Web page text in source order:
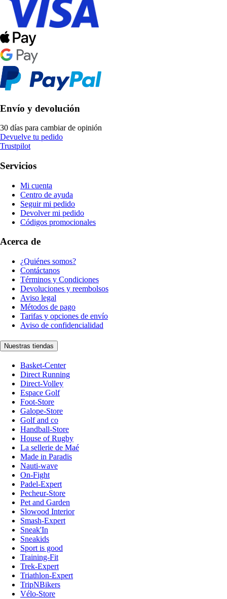
Envío y devolución
30 días para cambiar de opinión
Devuelve tu pedido
Trustpilot
Servicios
Mi cuenta
Centro de ayuda
Seguir mi pedido
Devolver mi pedido
Códigos promocionales
Acerca de
¿Quiénes somos?
Contáctanos
Términos y Condiciones
Devoluciones y reembolsos
Aviso legal
Métodos de pago
Tarifas y opciones de envío
Aviso de confidencialidad
Nuestras tiendas
Basket-Center
Direct Running
Direct-Volley
Espace Golf
Foot-Store
Galope-Store
Golf and co
Handball-Store
House of Rugby
La sellerie de Maé
Made in Paradis
Nauti-wave
On-Fight
Padel-Expert
Pecheur-Store
Pet and Garden
Slowood Interior
Smash-Expert
Sneak'In
Sneakids
Sport is good
Training-Fit
Trek-Expert
Triathlon-Expert
TripNBikers
Vélo-Store